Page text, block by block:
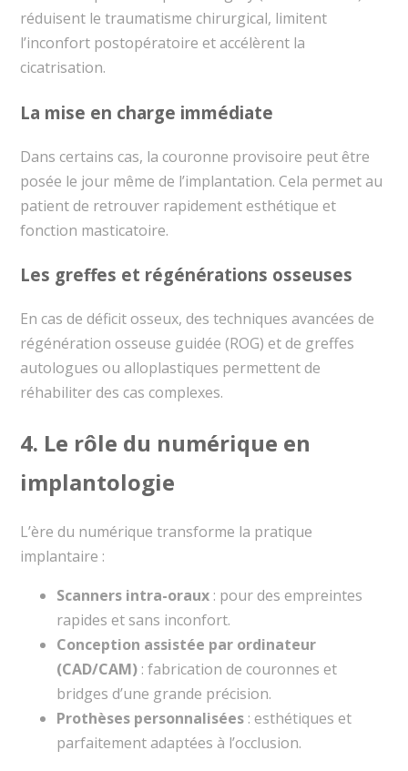
réduisent le traumatisme chirurgical, limitent
l’inconfort postopératoire et accélèrent la
cicatrisation.
La mise en charge immédiate
Dans certains cas, la couronne provisoire peut être
posée le jour même de l’implantation. Cela permet au
patient de retrouver rapidement esthétique et
fonction masticatoire.
Les greffes et régénérations osseuses
En cas de déficit osseux, des techniques avancées de
régénération osseuse guidée (ROG) et de greffes
autologues ou alloplastiques permettent de
réhabiliter des cas complexes.
4. Le rôle du numérique en
implantologie
L’ère du numérique transforme la pratique
implantaire :
Scanners intra-oraux: pour des empreintes
rapides et sans inconfort.
Conception assistée par ordinateur
(CAD/CAM): fabrication de couronnes et
bridges d’une grande précision.
Prothèses personnalisées: esthétiques et
parfaitement adaptées à l’occlusion.